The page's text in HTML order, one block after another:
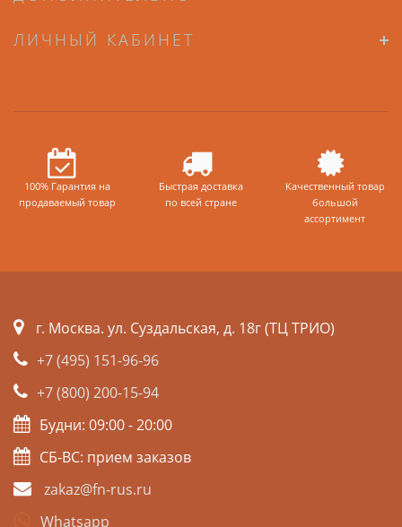
ЛИЧНЫЙ КАБИНЕТ
100% Гарантия на
продаваемый товар
Быстрая доставка
по всей стране
Качественный товар
большой
ассортимент
г. Москва. ул. Суздальская, д. 18г (ТЦ ТРИО)
+7 (495) 151-96-96
+7 (800) 200-15-94
Будни: 09:00 - 20:00
СБ-ВС: прием заказов
zakaz@fn-rus.ru
Whatsapp